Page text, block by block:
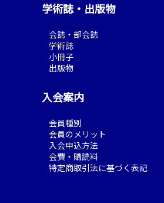
学術誌・出版物
会誌・部会誌
学術誌
小冊子
出版物
入会案内
会員種別
会員のメリット
入会申込方法
会費・購読料
特定商取引法に基づく表記